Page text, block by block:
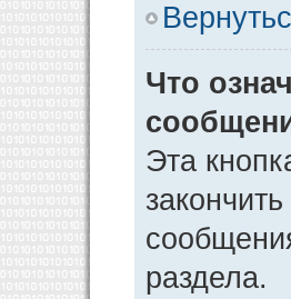
Что
Эта
раздела.